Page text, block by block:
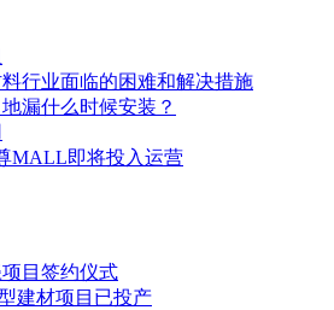
行业面临的困难和解决措施
漏什么时候安装？
MALL即将投入运营
目签约仪式
建材项目已投产